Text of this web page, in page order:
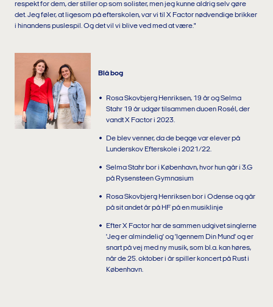
respekt for dem, der stiller op som solister, men jeg kunne aldrig selv gøre
det. Jeg føler, at ligesom på efterskolen, var vi til X Factor nødvendige brikker
i hinandens puslespil. Og det vil vi blive ved med at være."
Blå bog
Rosa Skovbjerg Henriksen, 19 år og Selma
Stahr 19 år udgør tilsammen duoen Rosél, der
vandt X Factor i 2023.
De blev venner, da de begge var elever på
Lunderskov Efterskole i 2021/22.
Selma Stahr bor i København, hvor hun går i 3.G
på Rysensteen Gymnasium
Rosa Skovbjerg Henriksen bor i Odense og går
på sit andet år på HF på en musiklinje
Efter X Factor har de sammen udgivet singlerne
'Jeg er almindelig' og 'Igennem Din Mund' og er
snart på vej med ny musik, som bl.a. kan høres,
når de 25. oktober i år spiller koncert på Rust i
København.